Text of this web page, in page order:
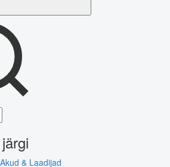
Akud & Laadijad